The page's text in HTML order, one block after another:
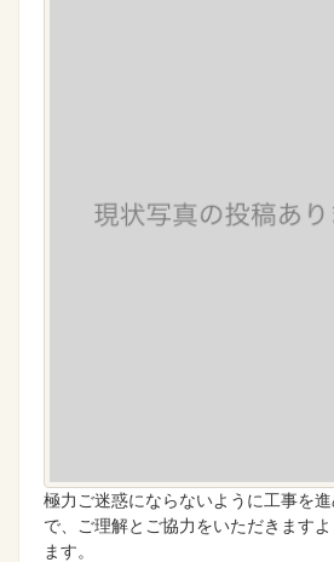
極力ご迷惑にならないように工事を
で、ご理解とご協力をいただきます
ます。